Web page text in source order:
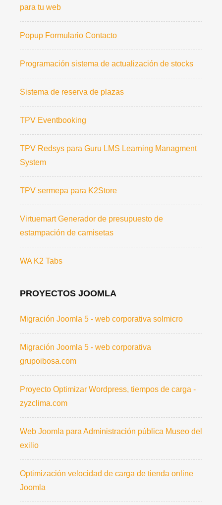
para tu web
Popup Formulario Contacto
Programación sistema de actualización de stocks
Sistema de reserva de plazas
TPV Eventbooking
TPV Redsys para Guru LMS Learning Managment
System
TPV sermepa para K2Store
Virtuemart Generador de presupuesto de
estampación de camisetas
WA K2 Tabs
PROYECTOS JOOMLA
Migración Joomla 5 - web corporativa solmicro
Migración Joomla 5 - web corporativa
grupoibosa.com
Proyecto Optimizar Wordpress, tiempos de carga -
zyzclima.com
Web Joomla para Administración pública Museo del
exilio
Optimización velocidad de carga de tienda online
Joomla